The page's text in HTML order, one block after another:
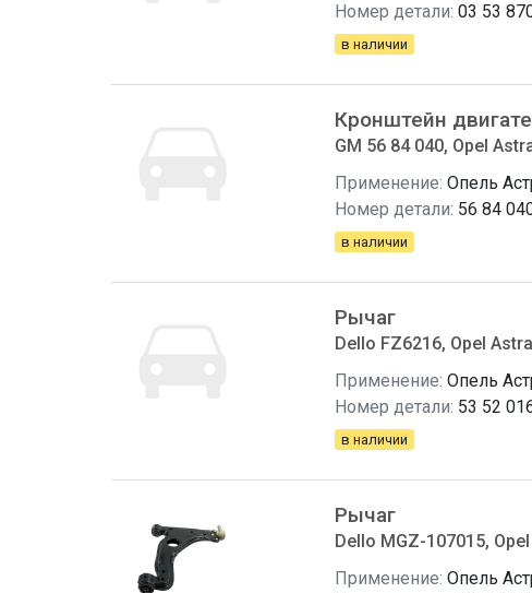
Номер детали: 03 53
в наличии
Кронштейн
GM 56 84 040, Opel
Применение: Опель
Номер детали: 56 84
в наличии
Рычаг
Dello FZ6216, Opel
Применение: Опель
Номер детали: 53 52
в наличии
Рычаг
Dello MGZ-107015,
Применение: Опель